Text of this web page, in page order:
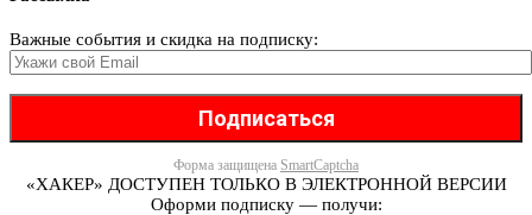
Важные события и скидка на подписку:
Форма защищена SmartCaptcha
«ХАКЕР» ДОСТУПЕН ТОЛЬКО В ЭЛЕКТРОННОЙ ВЕРСИИ
Оформи подписку — получи: